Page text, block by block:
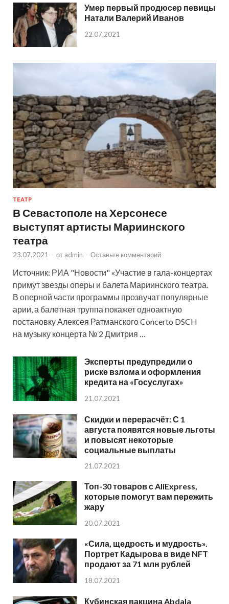
Умер первый продюсер певицы
Натали Валерий Иванов
22.07.2021
ТЕАТР
В Севастополе на Херсонесе
выступят артисты Мариинского
театра
23.07.2021 - от admin - Оставьте комментарий
Источник: РИА "Новости" «Участие в гала-концертах
примут звезды оперы и балета Мариинского театра.
В оперной части программы прозвучат популярные
арии, а балетная труппа покажет одноактную
постановку Алексея Ратманского Concerto DSCH
на музыку концерта № 2 Дмитрия …
Эксперты предупредили о
риске взлома и оформления
кредита на «Госуслугах»
21.07.2021
Скидки и перерасчёт: С 1
августа появятся новые льготы
и повысят некоторые
социальные выплаты
21.07.2021
Топ-30 товаров с AliExpress,
которые помогут вам пережить
жару
20.07.2021
«Сила, щедрость и мудрость».
Портрет Кадырова в виде NFT
продают за 71 млн рублей
18.07.2021
Кубинская вакцина Abdala